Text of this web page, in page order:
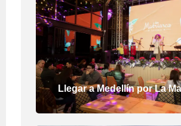
Llegar a Medellín por La